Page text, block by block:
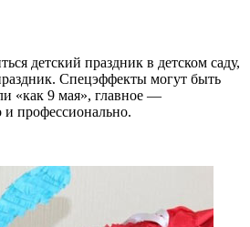
детский праздник в детском саду,
Спецэффекты могут быть
«как 9 мая», главное —
и профессионально.